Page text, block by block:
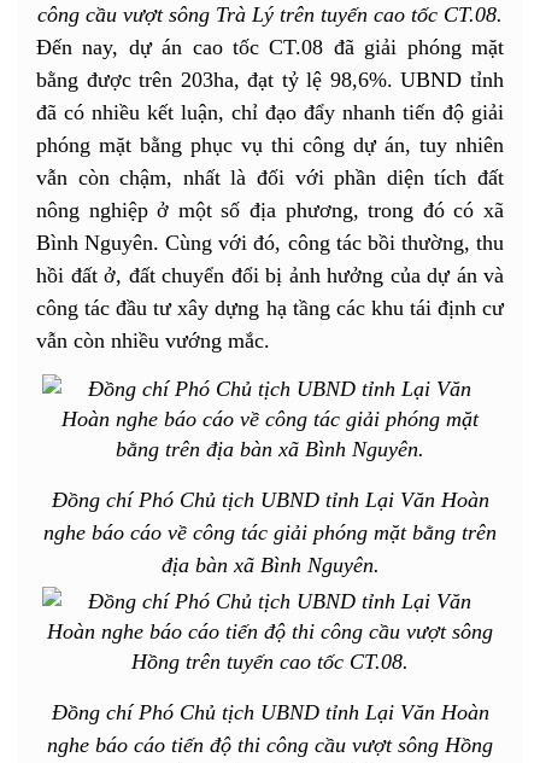
công cầu vượt sông Trà Lý trên tuyến cao tốc CT.08.
Đến nay, dự án cao tốc CT.08 đã giải phóng mặt
bằng được trên 203ha, đạt tỷ lệ 98,6%. UBND tỉnh
đã có nhiều kết luận, chỉ đạo đẩy nhanh tiến độ giải
phóng mặt bằng phục vụ thi công dự án, tuy nhiên
vẫn còn chậm, nhất là đối với phần diện tích đất
nông nghiệp ở một số địa phương, trong đó có xã
Bình Nguyên. Cùng với đó, công tác bồi thường, thu
hồi đất ở, đất chuyển đổi bị ảnh hưởng của dự án và
công tác đầu tư xây dựng hạ tầng các khu tái định cư
vẫn còn nhiều vướng mắc.
Đồng chí Phó Chủ tịch UBND tỉnh Lại Văn Hoàn
nghe báo cáo về công tác giải phóng mặt bằng trên
địa bàn xã Bình Nguyên.
Đồng chí Phó Chủ tịch UBND tỉnh Lại Văn Hoàn
nghe báo cáo tiến độ thi công cầu vượt sông Hồng